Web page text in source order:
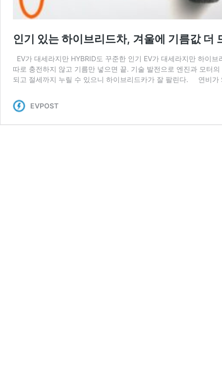
인기 있는 하이브리드차, 겨울에 기름값 더
EV가 대세라지만 HYBRID도 꾸준한 인기 EV가 대세라지만 하이
따로 충전하지 않고 기름만 넣으면 끝. 기술 발전으로 엔진과 모터
되고 절세까지 누릴 수 있으니 하이브리드카가 잘 팔린다. 연비
EVPOST